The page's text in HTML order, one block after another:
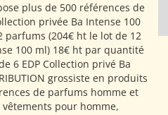
plus de 500 références de
privée Ba Intense 100
parfums (204€ ht le lot de 12
100 ml) 18€ ht par quantité
6 EDP Collection privé Ba
grossiste en produits
de parfums homme et
pour homme,